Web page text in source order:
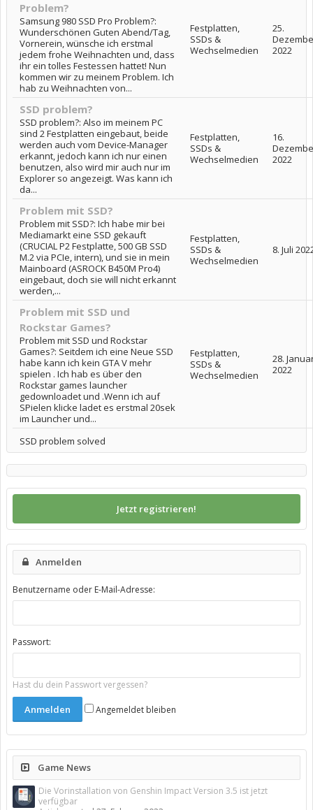
Problem?
Samsung 980 SSD Pro Problem?:
Wunderschönen Guten Abend/Tag,
Vornerein, wünsche ich erstmal
jedem frohe Weihnachten und, dass
ihr ein tolles Festessen hattet! Nun
kommen wir zu meinem Problem. Ich
hab zu Weihnachten von...
Festplatten,
SSDs &
Wechselmedien
25.
2022
SSD problem?
SSD problem?: Also im meinem PC
sind 2 Festplatten eingebaut, beide
werden auch vom Device-Manager
erkannt, jedoch kann ich nur einen
benutzen, also wird mir auch nur im
Explorer so angezeigt. Was kann ich
da...
Festplatten,
SSDs &
Wechselmedien
16.
2022
Problem mit SSD?
Problem mit SSD?: Ich habe mir bei
Mediamarkt eine SSD gekauft
(CRUCIAL P2 Festplatte, 500 GB SSD
M.2 via PCIe, intern), und sie in mein
Mainboard (ASROCK B450M Pro4)
eingebaut, doch sie will nicht erkannt
werden,...
Festplatten,
SSDs &
Wechselmedien
8. Juli
Problem mit SSD und
Rockstar Games?
Problem mit SSD und Rockstar
Games?: Seitdem ich eine Neue SSD
habe kann ich kein GTA V mehr
spielen . Ich hab es über den
Rockstar games launcher
gedownloadet und .Wenn ich auf
SPielen klicke ladet es erstmal 20sek
im Launcher und...
Festplatten,
SSDs &
Wechselmedien
28.
2022
SSD problem solved
Jetzt registrieren!
Anmelden
Benutzername oder E-Mail-Adresse:
Passwort:
Hast du dein Passwort vergessen?
Angemeldet bleiben
Game News
Die Vorinstallation von Genshin Impact Version 3.5 ist jetzt
verfügbar